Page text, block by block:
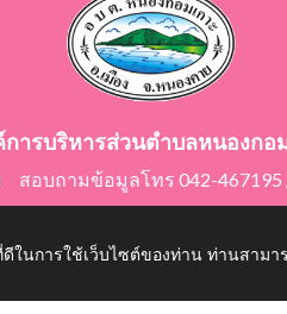
การบริหารส่วนตำบลหนองกอ
สอบถามข้อมูลโทร 042-467195
นการใช้เว็บไซต์ของท่าน ท่านสามา